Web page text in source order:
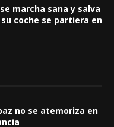
marcha sana y salva
coche se partiera en
no se atemoriza en